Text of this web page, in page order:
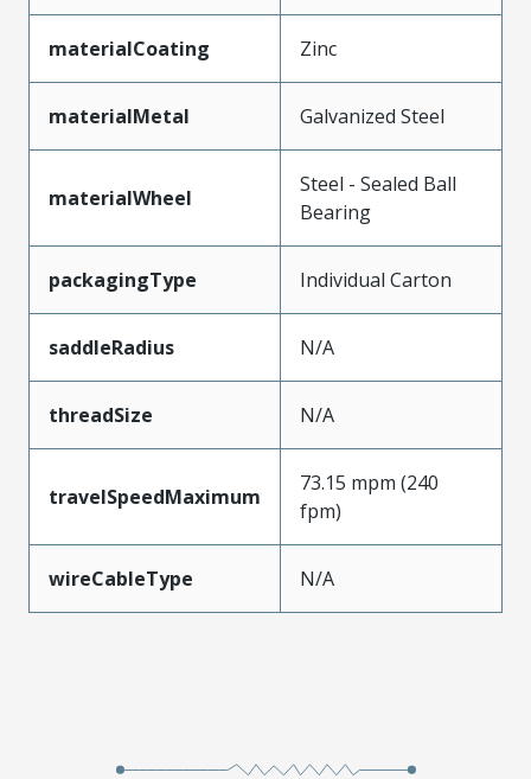
materialCoating Zinc
materialMetal Galvanized Steel
materialWheel
Steel - Sealed Ball
Bearing
packagingType Individual Carton
saddleRadius N/A
threadSize N/A
travelSpeedMaximum
73.15 mpm (240
fpm)
wireCableType N/A